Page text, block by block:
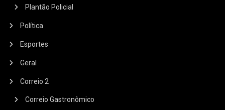
Plantão Policial
Política
Esportes
Geral
Correio 2
Correio Gastronômico